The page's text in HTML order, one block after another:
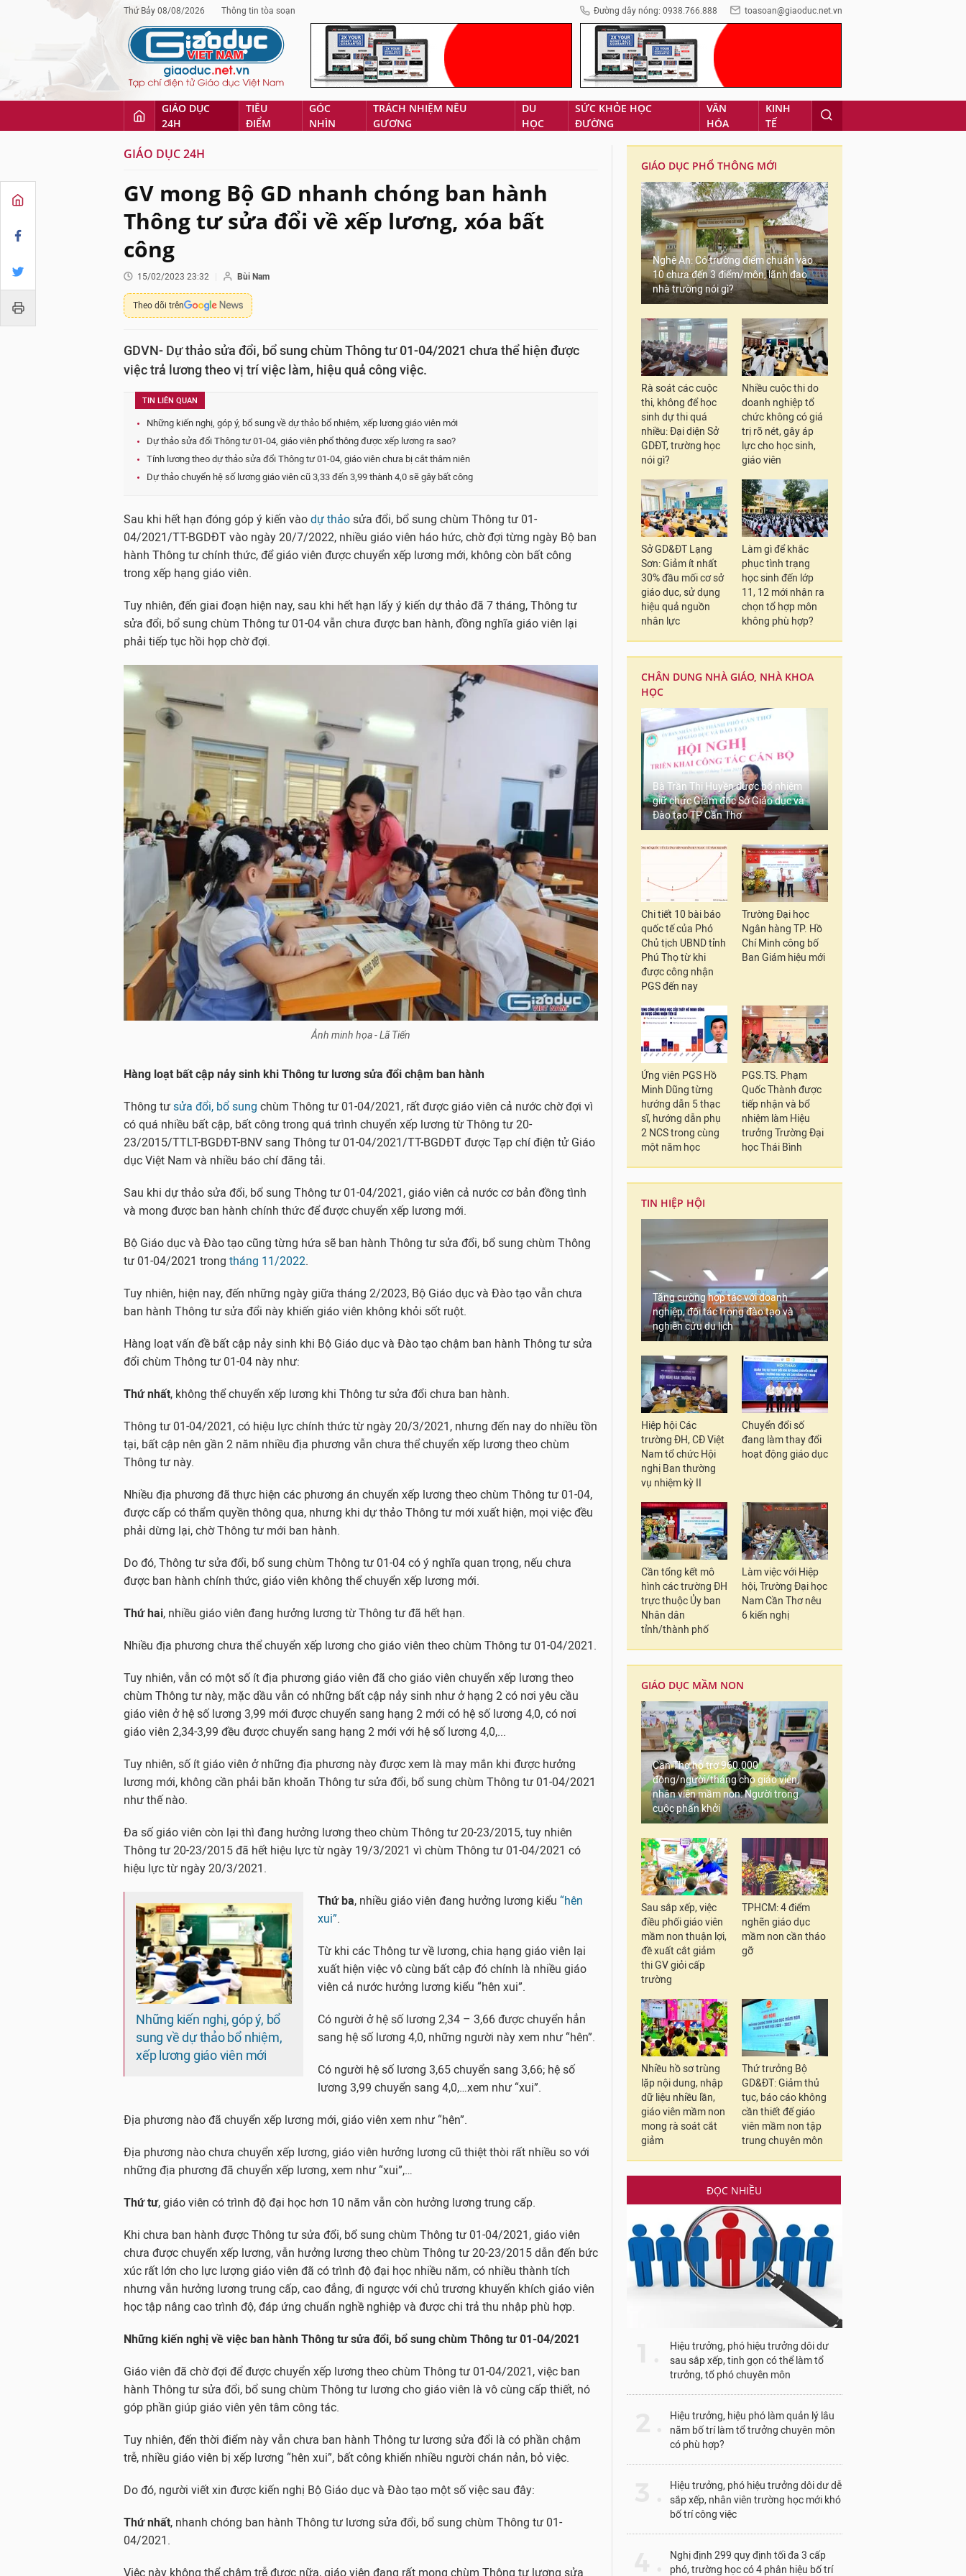
Thứ Bảy 08/08/2026 Thông tin tòa soạn Đường dây nóng: 0938.766.888 toasoan@giaoduc.net.vn
GIÁO DỤC
24H
TIÊU
ĐIỂM
GÓC
NHÌN
TRÁCH NHIỆM NÊU
GƯƠNG
DU
HỌC
SỨC KHỎE HỌC
ĐƯỜNG
VĂN
HÓA
KINH
TẾ
GIÁO DỤC 24H
GV mong Bộ GD nhanh chóng ban hành
Thông tư sửa đổi về xếp lương, xóa bất
công
15/02/2023 23:32 Bùi Nam
Theo dõi trên
GDVN- Dự thảo sửa đổi, bổ sung chùm Thông tư 01-04/2021 chưa thể hiện được
việc trả lương theo vị trí việc làm, hiệu quả công việc.
TIN LIÊN QUAN
Những kiến nghị, góp ý, bổ sung về dự thảo bổ nhiệm, xếp lương giáo viên mới
Dự thảo sửa đổi Thông tư 01-04, giáo viên phổ thông được xếp lương ra sao?
Tính lương theo dự thảo sửa đổi Thông tư 01-04, giáo viên chưa bị cắt thâm niên
Dự thảo chuyển hệ số lương giáo viên cũ 3,33 đến 3,99 thành 4,0 sẽ gây bất công
Sau khi hết hạn đóng góp ý kiến vào dự thảo sửa đổi, bổ sung chùm Thông tư 01-
04/2021/TT-BGDĐT vào ngày 20/7/2022, nhiều giáo viên háo hức, chờ đợi từng ngày Bộ ban
hành Thông tư chính thức, để giáo viên được chuyển xếp lương mới, không còn bất công
trong xếp hạng giáo viên.
Tuy nhiên, đến giai đoạn hiện nay, sau khi hết hạn lấy ý kiến dự thảo đã 7 tháng, Thông tư
sửa đổi, bổ sung chùm Thông tư 01-04 vẫn chưa được ban hành, đồng nghĩa giáo viên lại
phải tiếp tục hồi họp chờ đợi.
Ảnh minh họa - Lã Tiến
Hàng loạt bất cập nảy sinh khi Thông tư lương sửa đổi chậm ban hành
Thông tư sửa đổi, bổ sung chùm Thông tư 01-04/2021, rất được giáo viên cả nước chờ đợi vì
có quá nhiều bất cập, bất công trong quá trình chuyển xếp lương từ Thông tư 20-
23/2015/TTLT-BGDĐT-BNV sang Thông tư 01-04/2021/TT-BGDĐT được Tạp chí điện tử Giáo
dục Việt Nam và nhiều báo chí đăng tải.
Sau khi dự thảo sửa đổi, bổ sung Thông tư 01-04/2021, giáo viên cả nước cơ bản đồng tình
và mong được ban hành chính thức để được chuyển xếp lương mới.
Bộ Giáo dục và Đào tạo cũng từng hứa sẽ ban hành Thông tư sửa đổi, bổ sung chùm Thông
tư 01-04/2021 trong tháng 11/2022.
Tuy nhiên, hiện nay, đến những ngày giữa tháng 2/2023, Bộ Giáo dục và Đào tạo vẫn chưa
ban hành Thông tư sửa đổi này khiến giáo viên không khỏi sốt ruột.
Hàng loạt vấn đề bất cập nảy sinh khi Bộ Giáo dục và Đào tạo chậm ban hành Thông tư sửa
đổi chùm Thông tư 01-04 này như:
Thứ nhất, không thể chuyển xếp lương khi Thông tư sửa đổi chưa ban hành.
Thông tư 01-04/2021, có hiệu lực chính thức từ ngày 20/3/2021, nhưng đến nay do nhiều tồn
tại, bất cập nên gần 2 năm nhiều địa phương vẫn chưa thể chuyển xếp lương theo chùm
Thông tư này.
Nhiều địa phương đã thực hiện các phương án chuyển xếp lương theo chùm Thông tư 01-04,
được cấp có thẩm quyền thông qua, nhưng khi dự thảo Thông tư mới xuất hiện, mọi việc đều
phải dừng lại, chờ Thông tư mới ban hành.
Do đó, Thông tư sửa đổi, bổ sung chùm Thông tư 01-04 có ý nghĩa quan trọng, nếu chưa
được ban hành chính thức, giáo viên không thể chuyển xếp lương mới.
Thứ hai, nhiều giáo viên đang hưởng lương từ Thông tư đã hết hạn.
Nhiều địa phương chưa thể chuyển xếp lương cho giáo viên theo chùm Thông tư 01-04/2021.
Tuy nhiên, vẫn có một số ít địa phương giáo viên đã cho giáo viên chuyển xếp lương theo
chùm Thông tư này, mặc dầu vẫn có những bất cập nảy sinh như ở hạng 2 có nơi yêu cầu
giáo viên ở hệ số lương 3,99 mới được chuyển sang hạng 2 mới có hệ số lương 4,0, có nơi
giáo viên 2,34-3,99 đều được chuyển sang hạng 2 mới với hệ số lương 4,0,...
Tuy nhiên, số ít giáo viên ở những địa phương này được xem là may mắn khi được hưởng
lương mới, không cần phải băn khoăn Thông tư sửa đổi, bổ sung chùm Thông tư 01-04/2021
như thế nào.
Đa số giáo viên còn lại thì đang hưởng lương theo chùm Thông tư 20-23/2015, tuy nhiên
Thông tư 20-23/2015 đã hết hiệu lực từ ngày 19/3/2021 vì chùm Thông tư 01-04/2021 có
hiệu lực từ ngày 20/3/2021.
Những kiến nghị, góp ý, bổ
sung về dự thảo bổ nhiệm,
xếp lương giáo viên mới
Thứ ba, nhiều giáo viên đang hưởng lương kiểu “hên
xui”.
Từ khi các Thông tư về lương, chia hạng giáo viên lại
xuất hiện việc vô cùng bất cập đó chính là nhiều giáo
viên cả nước hưởng lương kiểu “hên xui”.
Có người ở hệ số lương 2,34 – 3,66 được chuyển hẳn
sang hệ số lương 4,0, những người này xem như “hên”.
Có người hệ số lương 3,65 chuyển sang 3,66; hệ số
lương 3,99 chuyển sang 4,0,…xem như “xui”.
Địa phương nào đã chuyển xếp lương mới, giáo viên xem như “hên”.
Địa phương nào chưa chuyển xếp lương, giáo viên hưởng lương cũ thiệt thòi rất nhiều so với
những địa phương đã chuyển xếp lương, xem như “xui”,…
Thứ tư, giáo viên có trình độ đại học hơn 10 năm vẫn còn hưởng lương trung cấp.
Khi chưa ban hành được Thông tư sửa đổi, bổ sung chùm Thông tư 01-04/2021, giáo viên
chưa được chuyển xếp lương, vẫn hưởng lương theo chùm Thông tư 20-23/2015 dẫn đến bức
xúc rất lớn cho lực lượng giáo viên đã có trình độ đại học nhiều năm, có nhiều thành tích
nhưng vẫn hưởng lương trung cấp, cao đẳng, đi ngược với chủ trương khuyến khích giáo viên
học tập nâng cao trình độ, đáp ứng chuẩn nghề nghiệp và được chi trả thu nhập phù hợp.
Những kiến nghị về việc ban hành Thông tư sửa đổi, bổ sung chùm Thông tư 01-04/2021
Giáo viên đã chờ đợi để được chuyển xếp lương theo chùm Thông tư 01-04/2021, việc ban
hành Thông tư sửa đổi, bổ sung chùm Thông tư lương cho giáo viên là vô cùng cấp thiết, nó
góp phần giúp giáo viên yên tâm công tác.
Tuy nhiên, đến thời điểm này vẫn chưa ban hành Thông tư lương sửa đổi là có phần chậm
trễ, nhiều giáo viên bị xếp lương “hên xui”, bất công khiến nhiều người chán nản, bỏ việc.
Do đó, người viết xin được kiến nghị Bộ Giáo dục và Đào tạo một số việc sau đây:
Thứ nhất, nhanh chóng ban hành Thông tư lương sửa đổi, bổ sung chùm Thông tư 01-
04/2021.
Việc này không thể chậm trễ được nữa, giáo viên đang rất mong chùm Thông tư lương sửa
GIÁO DỤC PHỔ THÔNG MỚI
Nghệ An: Có trường điểm chuẩn vào
10 chưa đến 3 điểm/môn, lãnh đạo
nhà trường nói gì?
Rà soát các cuộc
thi, không để học
sinh dự thi quá
nhiều: Đại diện Sở
GDĐT, trường học
nói gì?
Nhiều cuộc thi do
doanh nghiệp tổ
chức không có giá
trị rõ nét, gây áp
lực cho học sinh,
giáo viên
Sở GD&ĐT Lạng
Sơn: Giảm ít nhất
30% đầu mối cơ sở
giáo dục, sử dụng
hiệu quả nguồn
nhân lực
Làm gì để khắc
phục tình trạng
học sinh đến lớp
11, 12 mới nhận ra
chọn tổ hợp môn
không phù hợp?
CHÂN DUNG NHÀ GIÁO, NHÀ KHOA
HỌC
Bà Trần Thị Huyền được bổ nhiệm
giữ chức Giám đốc Sở Giáo dục và
Đào tạo TP Cần Thơ
Chi tiết 10 bài báo
quốc tế của Phó
Chủ tịch UBND tỉnh
Phú Thọ từ khi
được công nhận
PGS đến nay
Trường Đại học
Ngân hàng TP. Hồ
Chí Minh công bố
Ban Giám hiệu mới
Ứng viên PGS Hồ
Minh Dũng từng
hướng dẫn 5 thạc
sĩ, hướng dẫn phụ
2 NCS trong cùng
một năm học
PGS.TS. Phạm
Quốc Thành được
tiếp nhận và bổ
nhiệm làm Hiệu
trưởng Trường Đại
học Thái Bình
TIN HIỆP HỘI
Tăng cường hợp tác với doanh
nghiệp, đối tác trong đào tạo và
nghiên cứu du lịch
Hiệp hội Các
trường ĐH, CĐ Việt
Nam tổ chức Hội
nghị Ban thường
vụ nhiệm kỳ II
Chuyển đổi số
đang làm thay đổi
hoạt động giáo dục
Cần tổng kết mô
hình các trường ĐH
trực thuộc Ủy ban
Nhân dân
tỉnh/thành phố
Làm việc với Hiệp
hội, Trường Đại học
Nam Cần Thơ nêu
6 kiến nghị
GIÁO DỤC MẦM NON
Cần Thơ hỗ trợ 960.000
đồng/người/tháng cho giáo viên,
nhân viên mầm non: Người trong
cuộc phấn khởi
Sau sắp xếp, việc
điều phối giáo viên
mầm non thuận lợi,
đề xuất cắt giảm
thi GV giỏi cấp
trường
TPHCM: 4 điểm
nghẽn giáo dục
mầm non cần tháo
gỡ
Nhiều hồ sơ trùng
lặp nội dung, nhập
dữ liệu nhiều lần,
giáo viên mầm non
mong rà soát cắt
giảm
Thứ trưởng Bộ
GD&ĐT: Giảm thủ
tục, báo cáo không
cần thiết để giáo
viên mầm non tập
trung chuyên môn
ĐỌC NHIỀU
Hiệu trưởng, phó hiệu trưởng dôi dư
sau sắp xếp, tinh gọn có thể làm tổ
trưởng, tổ phó chuyên môn
Hiệu trưởng, hiệu phó làm quản lý lâu
năm bố trí làm tổ trưởng chuyên môn
có phù hợp?
Hiệu trưởng, phó hiệu trưởng dôi dư dễ
sắp xếp, nhân viên trường học mới khó
bố trí công việc
Nghị định 299 quy định tối đa 3 cấp
phó, trường học có 4 phân hiệu bố trí